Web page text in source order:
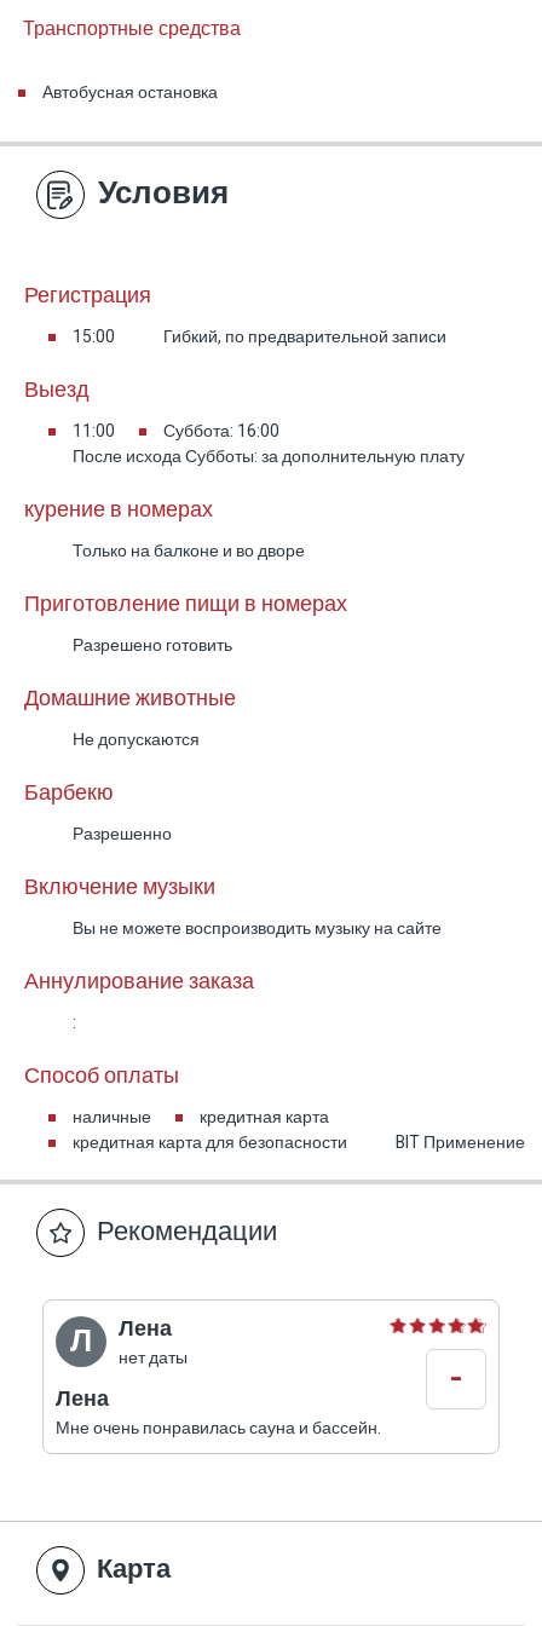
менее чем в часе езды от дома вы окажетесь в
множеством достопримечательностей
местными ресторанами, винодельнями и
многим другим.
Транспортные средства
Автобусная остановка
Условия
Регистрация
15:00 Гибкий, по предварительной записи
Выезд
11:00
Суббота: 16:00
После исхода Субботы: за дополнительную плату
курение в номерах
Только на балконе и во дворе
Приготовление пищи в номерах
Разрешено готовить
Домашние животные
Не допускаются
Барбекю
Разрешенно
Включение музыки
Вы не можете воспроизводить музыку на сайте
Аннулирование заказа
:
Способ оплаты
наличные
кредитная карта
кредитная карта для безопасности
BIT Применение
Рекомендации
Л Лена
нет даты
Лена
Мне очень понравилась сауна и бассейн.
-
Карта